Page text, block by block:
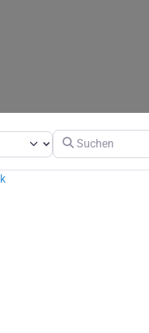
Suchen